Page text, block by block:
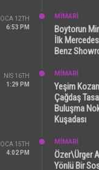
OCA 12TH
6:53 PM
MİMARİ
Boytorun
İlk
Benz
NIS 16TH
1:29 PM
MİMARİ
Yeşim
Çağdaş
Buluşma
Kuşadası
OCA 15TH
4:02 PM
MİMARİ
Özer\Ürger
Yönlü Bir